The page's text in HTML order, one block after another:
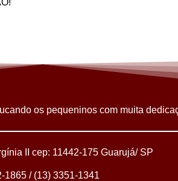
os pequeninos com muita
II cep: 11442-175 Guarujá/ SP
1865 / (13) 3351-1341